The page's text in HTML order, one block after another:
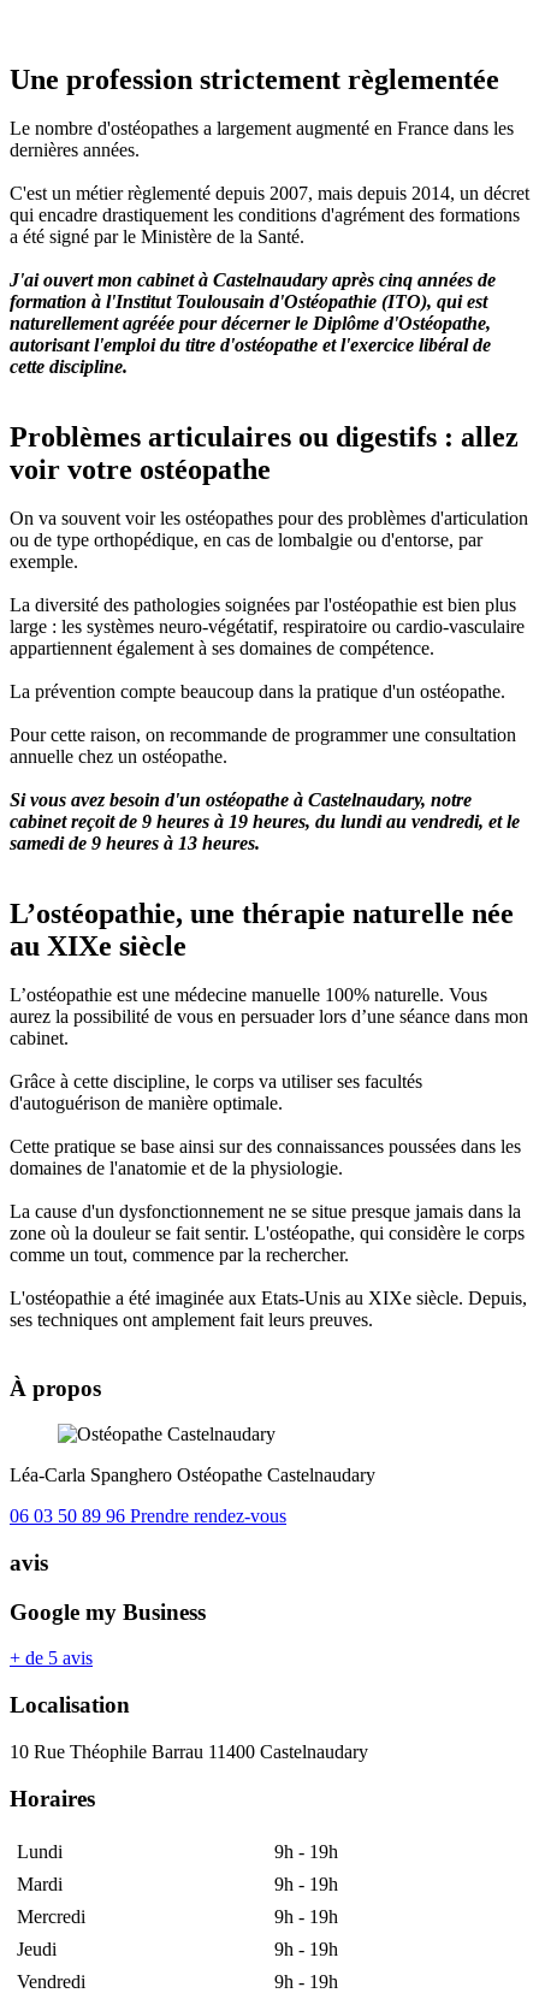
Une profession strictement règlementée
Le nombre d'ostéopathes a largement augmenté en France dans les
dernières années.
C'est un métier règlementé depuis 2007, mais depuis 2014, un décret
qui encadre drastiquement les conditions d'agrément des formations
a été signé par le Ministère de la Santé.
J'ai ouvert mon cabinet à Castelnaudary après cinq années de
formation à l'Institut Toulousain d'Ostéopathie (ITO), qui est
naturellement agréée pour décerner le Diplôme d'Ostéopathe,
autorisant l'emploi du titre d'ostéopathe et l'exercice libéral de
cette discipline.
Problèmes articulaires ou digestifs : allez
voir votre ostéopathe
On va souvent voir les ostéopathes pour des problèmes d'articulation
ou de type orthopédique, en cas de lombalgie ou d'entorse, par
exemple.
La diversité des pathologies soignées par l'ostéopathie est bien plus
large : les systèmes neuro-végétatif, respiratoire ou cardio-vasculaire
appartiennent également à ses domaines de compétence.
La prévention compte beaucoup dans la pratique d'un ostéopathe.
Pour cette raison, on recommande de programmer une consultation
annuelle chez un ostéopathe.
Si vous avez besoin d'un ostéopathe à Castelnaudary, notre
cabinet reçoit de 9 heures à 19 heures, du lundi au vendredi, et le
samedi de 9 heures à 13 heures.
L’ostéopathie, une thérapie naturelle née
au XIXe siècle
L’ostéopathie est une médecine manuelle 100% naturelle. Vous
aurez la possibilité de vous en persuader lors d’une séance dans mon
cabinet.
Grâce à cette discipline, le corps va utiliser ses facultés
d'autoguérison de manière optimale.
Cette pratique se base ainsi sur des connaissances poussées dans les
domaines de l'anatomie et de la physiologie.
La cause d'un dysfonctionnement ne se situe presque jamais dans la
zone où la douleur se fait sentir. L'ostéopathe, qui considère le corps
comme un tout, commence par la rechercher.
L'ostéopathie a été imaginée aux Etats-Unis au XIXe siècle. Depuis,
ses techniques ont amplement fait leurs preuves.
À propos
Léa-Carla Spanghero Ostéopathe Castelnaudary
06 03 50 89 96 Prendre rendez-vous
avis
Google my Business
+ de 5 avis
Localisation
10 Rue Théophile Barrau 11400 Castelnaudary
Horaires
Lundi
9h - 19h
Mardi
9h - 19h
Mercredi
9h - 19h
Jeudi
9h - 19h
Vendredi
9h - 19h